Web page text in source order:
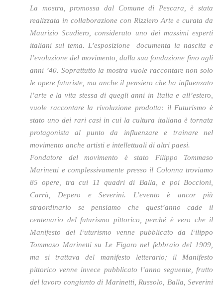
La mostra, promossa dal Comune di Pescara, è stata
realizzata in collaborazione con Rizziero Arte e curata da
Maurizio Scudiero, considerato uno dei massimi esperti
italiani sul tema. L’esposizione documenta la nascita e
l’evoluzione del movimento, dalla sua fondazione fino agli
anni ’40. Soprattutto la mostra vuole raccontare non solo
le opere futuriste, ma anche il pensiero che ha influenzato
l’arte e la vita stessa di quegli anni in Italia e all’estero,
vuole raccontare la rivoluzione prodotta: il Futurismo è
stato uno dei rari casi in cui la cultura italiana è tornata
protagonista al punto da influenzare e trainare nel
movimento anche artisti e intellettuali di altri paesi.
Fondatore del movimento è stato Filippo Tommaso
Marinetti e complessivamente presso il Colonna troviamo
85 opere, tra cui 11 quadri di Balla, e poi Boccioni,
Carrà, Depero e Severini. L’evento è ancor più
straordinario se pensiamo che quest’anno cade il
centenario del futurismo pittorico, perché è vero che il
Manifesto del Futurismo venne pubblicato da Filippo
Tommaso Marinetti su Le Figaro nel febbraio del 1909,
ma si trattava del manifesto letterario; il Manifesto
pittorico venne invece pubblicato l’anno seguente, frutto
del lavoro congiunto di Marinetti, Russolo, Balla, Severini